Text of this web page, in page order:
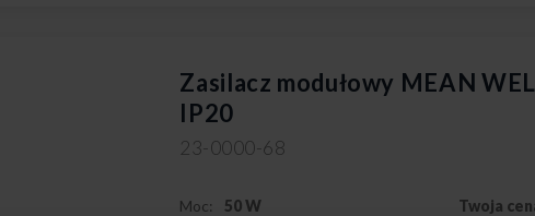
Zasilacz modułowy MEAN
IP20
23-0000-68
Moc:
50 W
Twoja